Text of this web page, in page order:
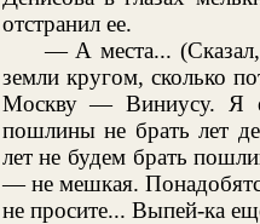
отстранил ее.
— А места...
земли кругом, сколько
Москву — Виниусу. Я
пошлины не брать лет
лет не будем брать
— не мешкая.
не просите... Выпей-ка